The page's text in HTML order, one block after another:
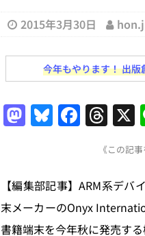
[ 2026年8月1日 ]
[ 2026年7月31
[ 2026年7月30
[ 2026年7月29
とめ 2026.07.29
2015年3月30日
今年もやります！ 出
M
o
d
o
Bl
s
k
y
F
e
b
o
T
re
a
d
s
《この記
【編集部記事】ARM系デ
末メーカーのOnyx
書籍端末を今年秋に発売する